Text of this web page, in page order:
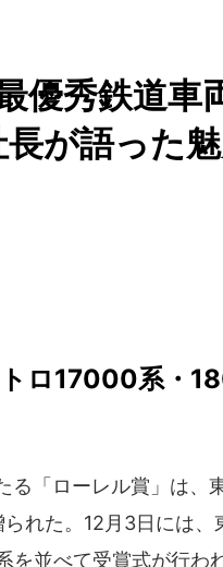
優秀鉄道
が語った
ロ17000系・
る「ローレル賞」は、
れた。12月3日には
を並べて受賞式が行わ